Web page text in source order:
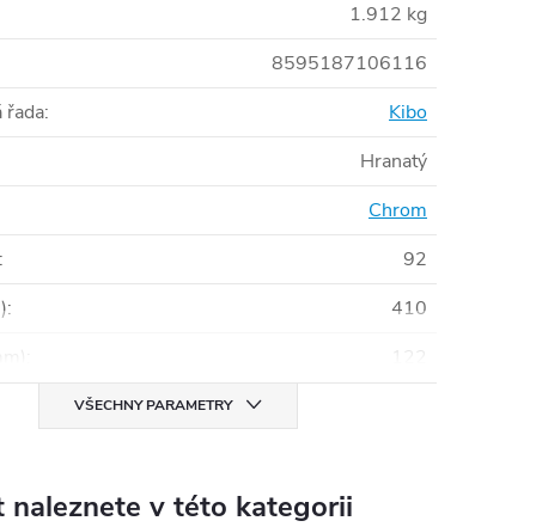
1.912 kg
8595187106116
řada:
Kibo
Hranatý
Chrom
:
92
:
410
VŠECHNY PARAMETRY
naleznete v této kategorii